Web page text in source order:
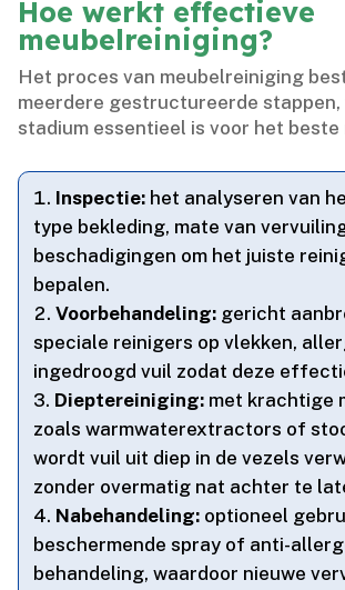
Hoe werkt effectieve
meubelreiniging?
Het proces van meubelreiniging
meerdere gestructureerde stappen,
stadium essentieel is voor het
Inspectie: het analyseren van
type bekleding, mate van
beschadigingen om het juiste
bepalen.​
Voorbehandeling: gericht
speciale reinigers op vlekken,
ingedroogd vuil zodat deze
Dieptereiniging: met krachtige
zoals warmwaterextractors of
wordt vuil uit diep in de vezels
zonder overmatig nat achter te
Nabehandeling: optioneel
beschermende spray of anti-
behandeling, waardoor nieuwe